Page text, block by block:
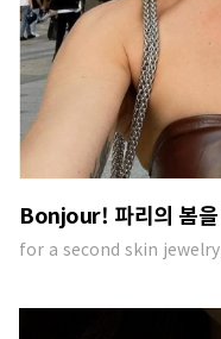
Bonjour! 파리의 봄을
for a second skin jewelry,